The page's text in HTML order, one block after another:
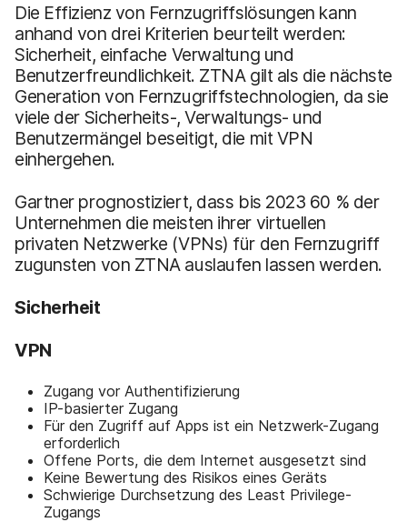
Die Effizienz von Fernzugriffslösungen kann
anhand von drei Kriterien beurteilt werden:
Sicherheit, einfache Verwaltung und
Benutzerfreundlichkeit. ZTNA gilt als die nächste
Generation von Fernzugriffstechnologien, da sie
viele der Sicherheits-, Verwaltungs- und
Benutzermängel beseitigt, die mit VPN
einhergehen.
Gartner prognostiziert, dass bis 2023 60 % der
Unternehmen die meisten ihrer virtuellen
privaten Netzwerke (VPNs) für den Fernzugriff
zugunsten von ZTNA auslaufen lassen werden.
Sicherheit
VPN
Zugang vor Authentifizierung
IP-basierter Zugang
Für den Zugriff auf Apps ist ein Netzwerk-Zugang
erforderlich
Offene Ports, die dem Internet ausgesetzt sind
Keine Bewertung des Risikos eines Geräts
Schwierige Durchsetzung des Least Privilege-
Zugangs